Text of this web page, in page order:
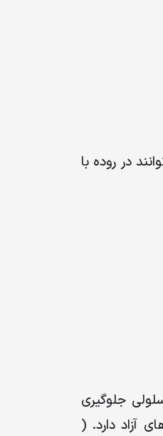
در روده با
جلوگیری
آزاد دارد. )